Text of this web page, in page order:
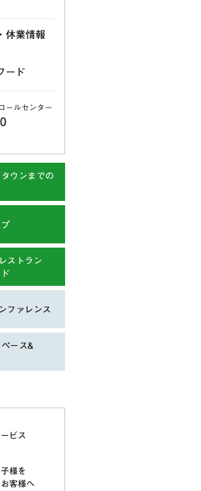
休業情報
ード
ールセンター
ウンまでの
プ
ストラン
ファレンス
ース&
ビス
様を
客様へ